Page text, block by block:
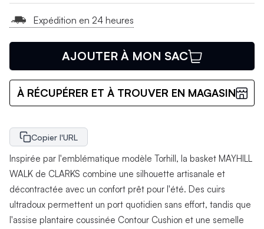
Expédition en 24 heures
AJOUTER À MON SAC
À RÉCUPÉRER ET À TROUVER EN MAGASIN
Copier l'URL
Inspirée par l'emblématique modèle Torhill, la basket MAYHILL
WALK de CLARKS combine une silhouette artisanale et
décontractée avec un confort prêt pour l'été. Des cuirs
ultradoux permettent un port quotidien sans effort, tandis que
l'assise plantaire coussinée Contour Cushion et une semelle